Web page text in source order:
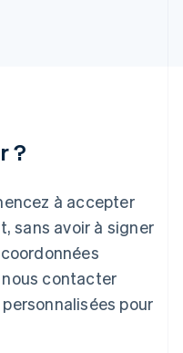
?
à accepter
sans avoir à signer
nous contacter
pour